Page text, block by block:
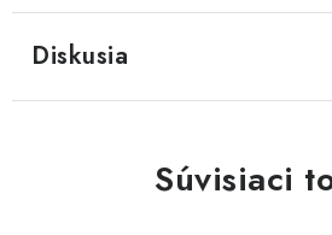
Diskusia
Súvisiaci